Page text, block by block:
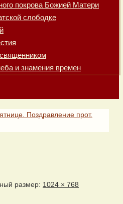
покрова Божией Матери
слободке
и знамения времен
Поздравление прот.
размер: 1024 × 768